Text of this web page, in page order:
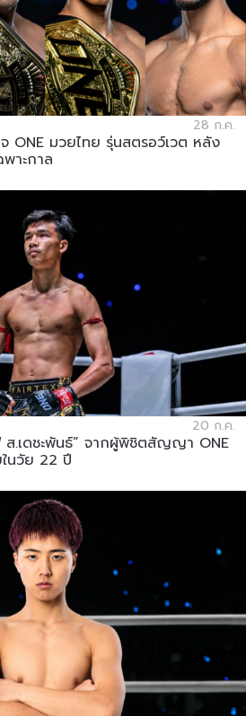
28 ก.ค.
ONE มวยไทย รุ่นสตรอว์เวต หลัง
าะกาล
20 ก.ค.
ส.เดชะพันธ์” จากผู้พิชิตสัญญา ONE
นวัย 22 ปี